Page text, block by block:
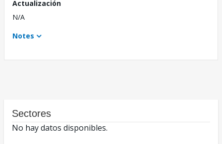
Actualización
N/A
Notes
Sectores
No hay datos disponibles.